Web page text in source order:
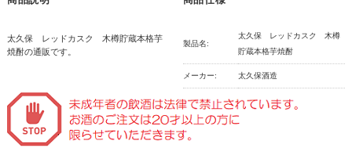
太久保 レッドカスク 木樽貯蔵本格芋
焼酎の通販です。
製品名:
太久保 レッドカスク 木樽
貯蔵本格芋焼酎
メーカー: 太久保酒造